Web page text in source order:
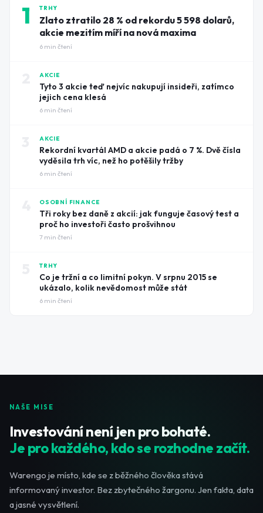
1 TRHY
Zlato ztratilo 28 % od rekordu 5 598 dolarů,
akcie mezitím míří na nová maxima
6 min čtení
AKCIE
Tyto 3 akcie teď nejvíc nakupují insideři, zatímco
jejich cena klesá
6 min čtení
AKCIE
Rekordní kvartál AMD a akcie padá o 7 %. Dvě čísla
vyděsila trh víc, než ho potěšily tržby
6 min čtení
OSOBNÍ FINANCE
Tři roky bez daně z akcií: jak funguje časový test a
proč ho investoři často prošvihnou
7 min čtení
TRHY
Co je tržní a co limitní pokyn. V srpnu 2015 se
ukázalo, kolik nevědomost může stát
6 min čtení
NAŠE MISE
Investování není jen pro bohaté.
Je pro každého, kdo se rozhodne začít.
Warengo je místo, kde se z běžného člověka stává
informovaný investor. Bez zbytečného žargonu. Jen fakta, data
a jasné vysvětlení.